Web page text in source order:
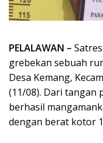
PELALAWAN –
grebekan sebuah
Desa Kemang,
(11/08). Dari tangan
berhasil
dengan berat kotor